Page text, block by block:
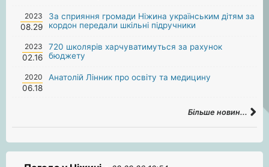
2023
08.29
За сприяння громади Ніжина українським дітям за
кордон передали шкільні підручники
2023
02.16
720 школярів харчуватимуться за рахунок
бюджету
2020
06.18
Анатолій Лінник про освіту та медицину
Більше новин...